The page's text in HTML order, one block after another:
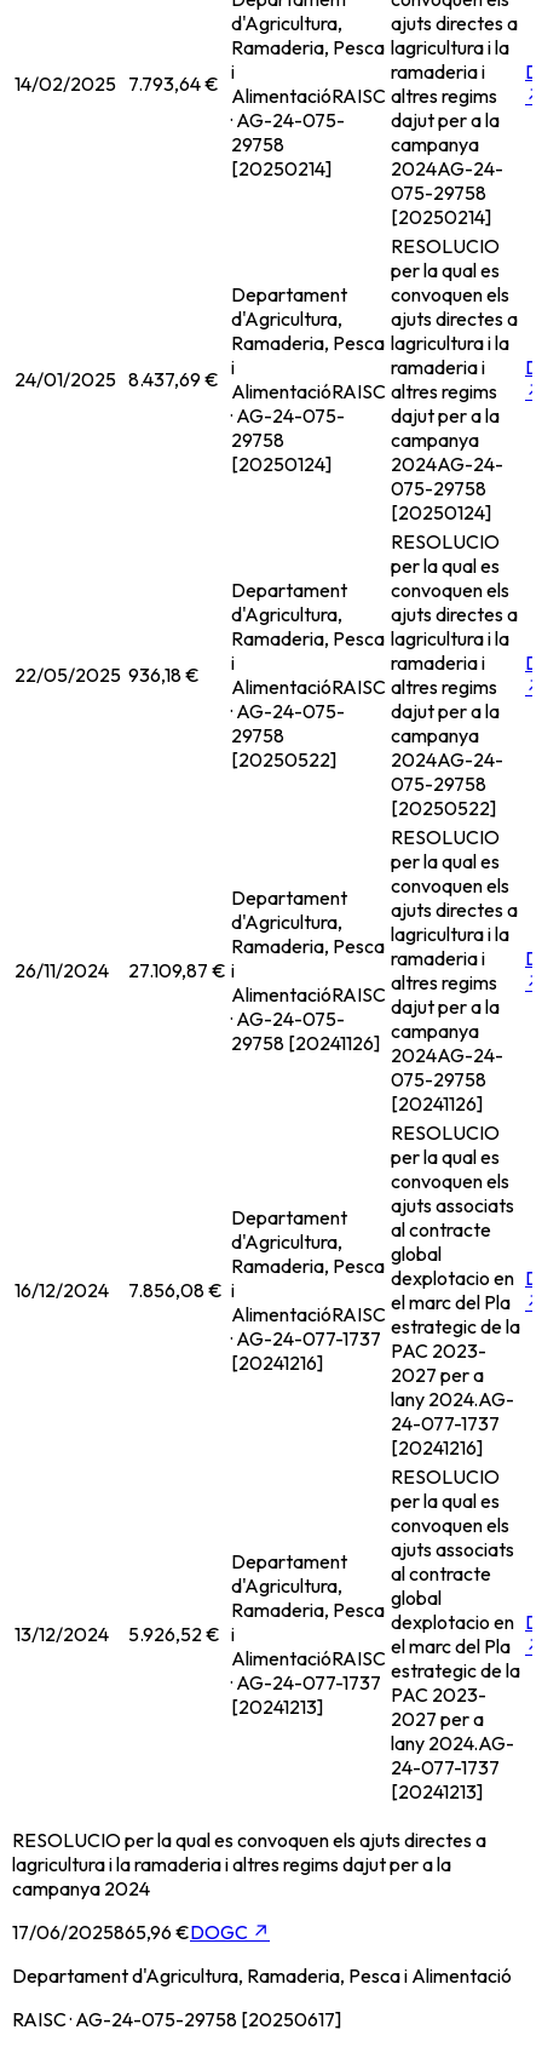
14/02/2025 7.793,64 €
d'Agricultura,
Ramaderia, Pesca
i
AlimentacióRAISC
· AG-24-075-
29758
[20250214]
ajuts directes a
lagricultura i la
ramaderia i
altres regims
dajut per a la
campanya
2024AG-24-
075-29758
[20250214]
↗
24/01/2025 8.437,69 €
Departament
d'Agricultura,
Ramaderia, Pesca
i
AlimentacióRAISC
· AG-24-075-
29758
[20250124]
RESOLUCIO
per la qual es
convoquen els
ajuts directes a
lagricultura i la
ramaderia i
altres regims
dajut per a la
campanya
2024AG-24-
075-29758
[20250124]
↗
22/05/2025 936,18 €
Departament
d'Agricultura,
Ramaderia, Pesca
i
AlimentacióRAISC
· AG-24-075-
29758
[20250522]
RESOLUCIO
per la qual es
convoquen els
ajuts directes a
lagricultura i la
ramaderia i
altres regims
dajut per a la
campanya
2024AG-24-
075-29758
[20250522]
↗
26/11/2024 27.109,87 €
Departament
d'Agricultura,
Ramaderia, Pesca
i
AlimentacióRAISC
· AG-24-075-
29758 [20241126]
RESOLUCIO
per la qual es
convoquen els
ajuts directes a
lagricultura i la
ramaderia i
altres regims
dajut per a la
campanya
2024AG-24-
075-29758
[20241126]
↗
16/12/2024 7.856,08 €
Departament
d'Agricultura,
Ramaderia, Pesca
i
AlimentacióRAISC
· AG-24-077-1737
[20241216]
RESOLUCIO
per la qual es
convoquen els
ajuts associats
al contracte
global
dexplotacio en
el marc del Pla
estrategic de la
PAC 2023-
2027 per a
lany 2024.AG-
24-077-1737
[20241216]
↗
13/12/2024 5.926,52 €
Departament
d'Agricultura,
Ramaderia, Pesca
i
AlimentacióRAISC
· AG-24-077-1737
[20241213]
RESOLUCIO
per la qual es
convoquen els
ajuts associats
al contracte
global
dexplotacio en
el marc del Pla
estrategic de la
PAC 2023-
2027 per a
lany 2024.AG-
24-077-1737
[20241213]
↗
RESOLUCIO per la qual es convoquen els ajuts directes a
lagricultura i la ramaderia i altres regims dajut per a la
campanya 2024
17/06/2025865,96 €DOGC ↗
Departament d'Agricultura, Ramaderia, Pesca i Alimentació
RAISC · AG-24-075-29758 [20250617]